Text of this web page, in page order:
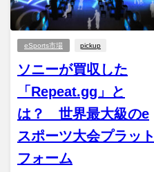
eSports市場 pickup
ソニーが買収した
「Repeat.gg」と
は？ 世界最大級のe
スポーツ大会プラット
フォーム